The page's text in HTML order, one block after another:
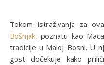
Tokom istraživanja za
Bošnjak,poznatu kao
tradicije u Maloj Bosni. U
gost dočekuje kako